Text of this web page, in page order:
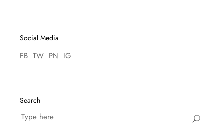
Social Media
FB TW PN IG
Search
Search
for: